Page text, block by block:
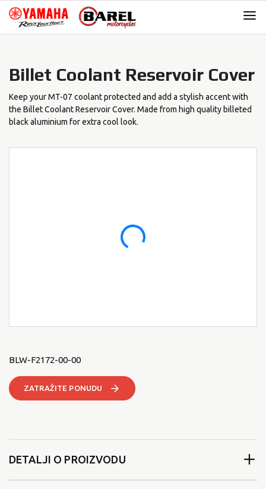
Skip
navigation
Skip
content
Billet Coolant Reservoir Cover
Keep your MT-07 coolant protected and add a stylish accent with
the Billet Coolant Reservoir Cover. Made from high quality billeted
black aluminium for extra cool look.
BLW-F2172-00-00
ZATRAŽITE PONUDU
DETALJI O PROIZVODU